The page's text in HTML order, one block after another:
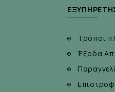
Τρόποι
Έξοδα